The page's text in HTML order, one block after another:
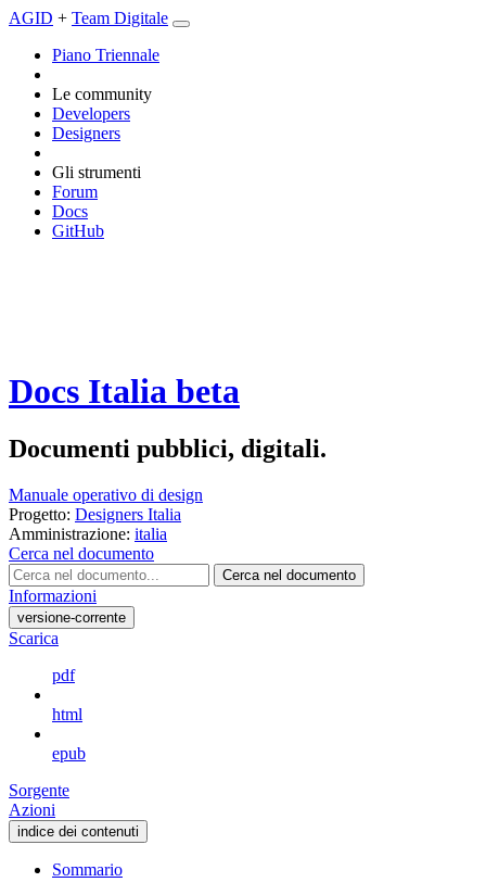
AGID + Team Digitale
Piano Triennale
Le community
Developers
Designers
Gli strumenti
Forum
Docs
GitHub
Docs Italia beta
Documenti pubblici, digitali.
Manuale operativo di design
Progetto: Designers Italia
Amministrazione: italia
Cerca nel documento
Cerca nel documento
Informazioni
versione-corrente
Scarica
pdf
html
epub
Sorgente
Azioni
indice dei contenuti
Sommario